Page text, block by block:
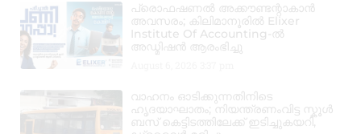
പ്രൊഫഷണൽ അക്കൗണ്ടന്റാകാൻ
അവസരം; കിലിമാനൂരിൽ Elixer
Institute Of Accounting-ൽ
അഡ്മിഷൻ ആരംഭിച്ചു
വാഹനം ഓടിക്കുന്നതിനിടെ
ഹൃദയാഘാതം; നിയന്ത്രണംവിട്ട സ്കൂൾ
ബസ് കെട്ടിടത്തിലേക്ക് ഇടിച്ചുകയറി,